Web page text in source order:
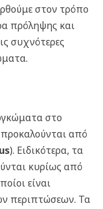
στον τρόπο
πρόληψης και
συχνότερες
στο
από
). Ειδικότερα, τα
κυρίως από
είναι
περιπτώσεων. Τα